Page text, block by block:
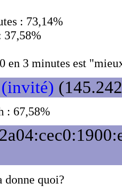
: 73,14%
37,58%
en 3 minutes est
(invité)
: 67,58%
donne quoi?